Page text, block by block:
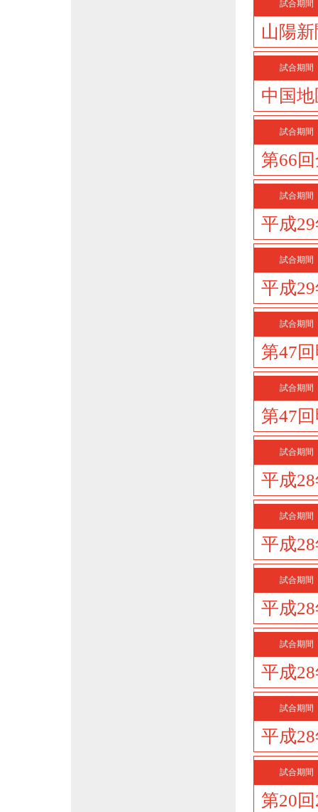
試合期間
山陽
試合期間
中国
試合期間
第66
試合期間
平成
試合期間
平成
試合期間
第47
試合期間
第47
試合期間
平成
試合期間
平成
試合期間
平成
試合期間
平成
試合期間
平成
試合期間
第20